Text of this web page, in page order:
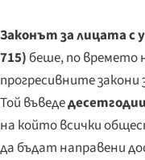
Законът за лицата с
715) беше, по времето
прогресивните
Той въведе
на който всички
да бъдат направени